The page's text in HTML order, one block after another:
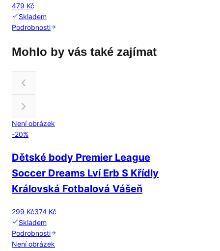
479 Kč
Skladem
Podrobnosti
Mohlo by vás také zajímat
Není obrázek
-20%
Dětské body Premier League
Soccer Dreams Lví Erb S Křídly
Královská Fotbalová Vášeň
299 Kč374 Kč
Skladem
Podrobnosti
Není obrázek